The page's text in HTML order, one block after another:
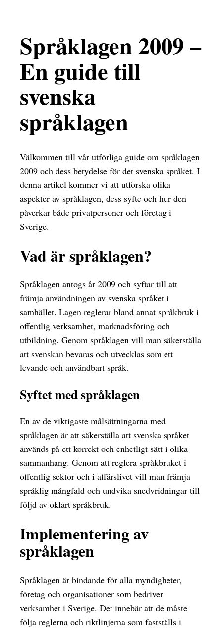
Språklagen 2009 –
En guide till
svenska
språklagen
Välkommen till vår utförliga guide om språklagen
2009 och dess betydelse för det svenska språket. I
denna artikel kommer vi att utforska olika
aspekter av språklagen, dess syfte och hur den
påverkar både privatpersoner och företag i
Sverige.
Vad är språklagen?
Språklagen antogs år 2009 och syftar till att
främja användningen av svenska språket i
samhället. Lagen reglerar bland annat språkbruk i
offentlig verksamhet, marknadsföring och
utbildning. Genom språklagen vill man säkerställa
att svenskan bevaras och utvecklas som ett
levande och användbart språk.
Syftet med språklagen
En av de viktigaste målsättningarna med
språklagen är att säkerställa att svenska språket
används på ett korrekt och enhetligt sätt i olika
sammanhang. Genom att reglera språkbruket i
offentlig sektor och i affärslivet vill man främja
språklig mångfald och undvika snedvridningar till
följd av oklart språkbruk.
Implementering av
språklagen
Språklagen är bindande för alla myndigheter,
företag och organisationer som bedriver
verksamhet i Sverige. Det innebär att de måste
följa reglerna och riktlinjerna som fastställs i